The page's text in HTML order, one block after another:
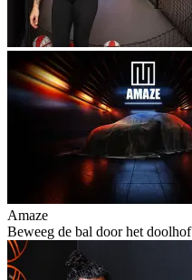
Amaze
Beweeg de bal door het doolhof